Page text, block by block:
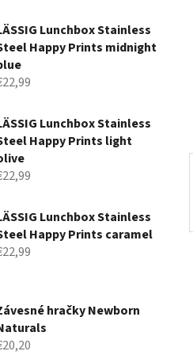
Lunchbox Stainless
Happy Prints midnight
Lunchbox Stainless
Happy Prints light
Lunchbox Stainless
Happy Prints caramel
hračky Newborn